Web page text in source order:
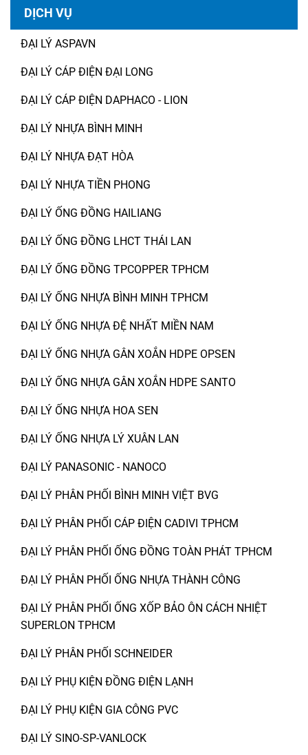
DỊCH VỤ
ĐẠI LÝ ASPAVN
ĐẠI LÝ CÁP ĐIỆN ĐẠI LONG
ĐẠI LÝ CÁP ĐIỆN DAPHACO - LION
ĐẠI LÝ NHỰA BÌNH MINH
ĐẠI LÝ NHỰA ĐẠT HÒA
ĐẠI LÝ NHỰA TIỀN PHONG
ĐẠI LÝ ỐNG ĐỒNG HAILIANG
ĐẠI LÝ ỐNG ĐỒNG LHCT THÁI LAN
ĐẠI LÝ ỐNG ĐỒNG TPCOPPER TPHCM
ĐẠI LÝ ỐNG NHỰA BÌNH MINH TPHCM
ĐẠI LÝ ỐNG NHỰA ĐỆ NHẤT MIỀN NAM
ĐẠI LÝ ỐNG NHỰA GÂN XOẮN HDPE OPSEN
ĐẠI LÝ ỐNG NHỰA GÂN XOẮN HDPE SANTO
ĐẠI LÝ ỐNG NHỰA HOA SEN
ĐẠI LÝ ỐNG NHỰA LÝ XUÂN LAN
ĐẠI LÝ PANASONIC - NANOCO
ĐẠI LÝ PHÂN PHỐI BÌNH MINH VIỆT BVG
ĐẠI LÝ PHÂN PHỐI CÁP ĐIỆN CADIVI TPHCM
ĐẠI LÝ PHÂN PHỐI ỐNG ĐỒNG TOÀN PHÁT TPHCM
ĐẠI LÝ PHÂN PHỐI ỐNG NHỰA THÀNH CÔNG
ĐẠI LÝ PHÂN PHỐI ỐNG XỐP BẢO ÔN CÁCH NHIỆT
SUPERLON TPHCM
ĐẠI LÝ PHÂN PHỐI SCHNEIDER
ĐẠI LÝ PHỤ KIỆN ĐỒNG ĐIỆN LẠNH
ĐẠI LÝ PHỤ KIỆN GIA CÔNG PVC
ĐẠI LÝ SINO-SP-VANLOCK